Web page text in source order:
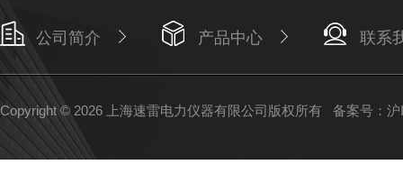
公司简介 产品中心 联系
Copyright © 2026 上海速雷电力仪器有限公司版权所有 备案号：